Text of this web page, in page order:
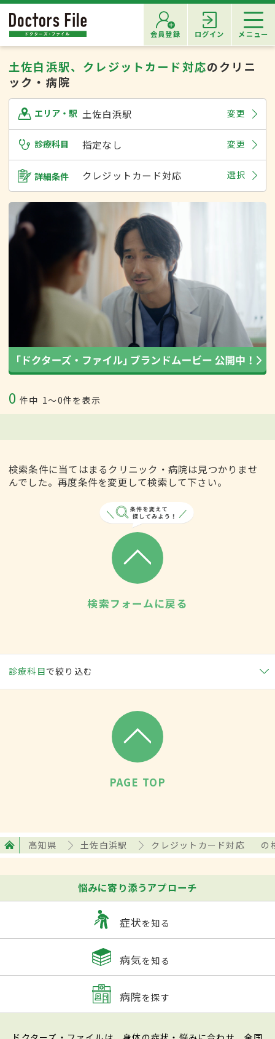
会員登録 ログイン メニュー
土佐白浜駅、クレジットカード対応のクリニ
ック・病院
エリア・駅 土佐白浜駅 変更
診療科目 指定なし 変更
詳細条件 クレジットカード対応 選択
0 件中 1〜0件を表示
検索条件に当てはまるクリニック・病院は見つかりませ
んでした。再度条件を変更して検索して下さい。
検索フォームに戻る
診療科目で絞り込む
PAGE TOP
高知県 土佐白浜駅 クレジットカード対応 の
悩みに寄り添うアプローチ
症状を知る
病気を知る
病院を探す